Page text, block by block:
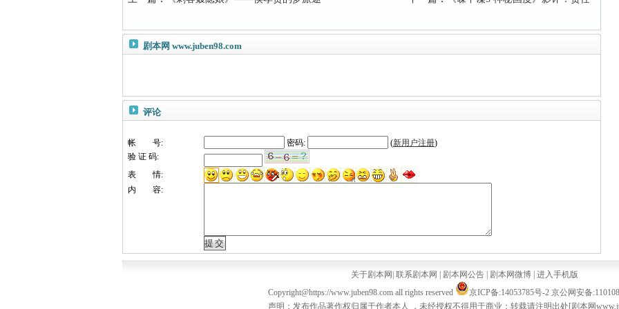
剧本网 www.juben98.com
评论
帐 号: 密码: (新用户注册)
验 证 码:
表 情:
内 容:
关于剧本网 联系剧本网 剧本网公告| 剧本网微博| 进入手机版
Copyright@https://www.juben98.com all rights reserved
京ICP备:14053785号-2京公网安备
声明：发布作品著作权归属于作者本人 ，未经授权不得用于商业；转载请注明出处[剧本网